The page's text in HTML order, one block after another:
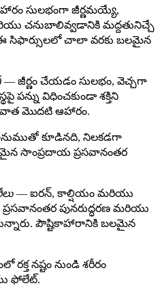
సులభంగా జీర్ణమయ్యే,
చనుబాలివ్వడానికి మద్దతునిచ్చే
ఈ సిఫార్సులలో చాలా వరకు బలమైన
— జీర్ణం చేయడం సులభం, వెచ్చగా
పన్ను విధించకుండా శక్తిని
మొదటి ఆహారం.
కూడినది, నిలకడగా
సాంప్రదాయ ప్రసవానంతర
— ఐరన్, కాల్షియం మరియు
ప్రసవానంతర పునరుద్ధరణ మరియు
పౌష్టికాహారానికి బలమైన
నష్టం నుండి శరీరం
ఫోలేట్.